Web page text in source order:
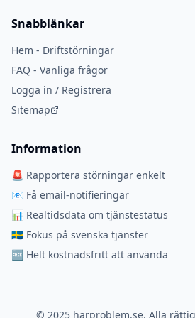
Snabblänkar
Hem - Driftstörningar
FAQ - Vanliga frågor
Logga in / Registrera
Sitemap
Information
🚨 Rapportera störningar enkelt
📧 Få email-notifieringar
📊 Realtidsdata om tjänstestatus
🇸🇪 Fokus på svenska tjänster
🆓 Helt kostnadsfritt att använda
© 2025 harproblem.se. Alla